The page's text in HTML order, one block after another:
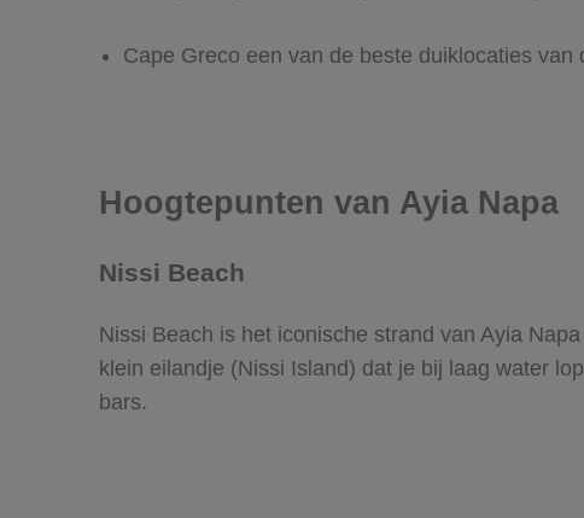
Cape Greco een van de beste duiklocaties
Hoogtepunten van Ayia Napa
Nissi Beach
Nissi Beach is het iconische strand van Ayia
klein eilandje (Nissi Island) dat je bij laag water
bars.